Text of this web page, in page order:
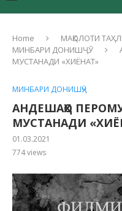
Home
МАҚОЛОТИ
МИНБАРИ ДОНИШҶӮ
МУСТАНАДИ «ХИЁНАТ»
МИНБАРИ ДОНИШҶӮ
АНДЕШАҲО
МУСТАНАДИ
01.03.2021
774views